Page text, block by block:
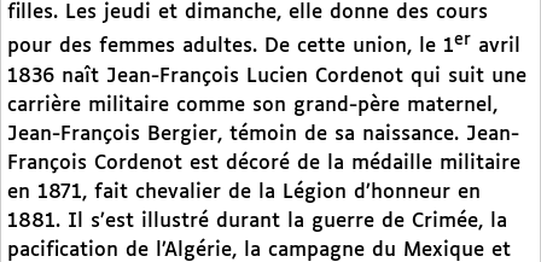
filles. Les jeudi et dimanche, elle donne des cours
pour des femmes adultes. De cette union, le 1er avril
1836 naît Jean-François Lucien Cordenot qui suit une
carrière militaire comme son grand-père maternel,
Jean-François Bergier, témoin de sa naissance. Jean-
François Cordenot est décoré de la médaille militaire
en 1871, fait chevalier de la Légion d’honneur en
1881. Il s’est illustré durant la guerre de Crimée, la
pacification de l’Algérie, la campagne du Mexique et